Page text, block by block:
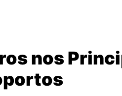
nos